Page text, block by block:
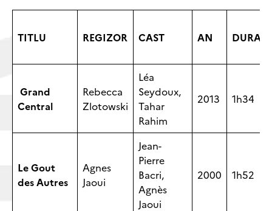
TITLU REGIZOR CAST AN
Grand
Central
Rebecca
Zlotowski
Léa
Seydoux,
Tahar
Rahim
2013 1h34
Le Gout
des Autres
Agnes
Jaoui
Jean-
Pierre
Bacri,
Agnès
Jaoui
2000 1h52